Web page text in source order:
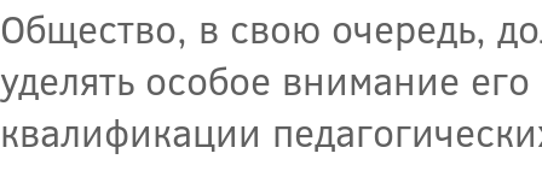
Общество, в свою очередь,
уделять особое внимание
квалификации